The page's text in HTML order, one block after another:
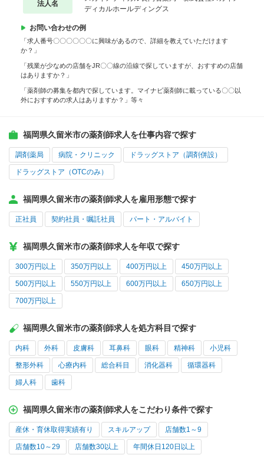
法人名
ディカルホールディングス
お問い合わせの例
「求人番号〇〇〇〇〇〇に興味があるので、詳細を教えていただけます
か？」
「残業が少なめの店舗をJR〇〇線の沿線で探していますが、おすすめの店舗
はありますか？」
「薬剤師の募集を都内で探しています。マイナビ薬剤師に載っている〇〇以
外におすすめの求人はありますか？」等々
福岡県久留米市の薬剤師求人を仕事内容で探す
調剤薬局 病院・クリニック ドラッグストア（調剤併設）
ドラッグストア（OTCのみ）
福岡県久留米市の薬剤師求人を雇用形態で探す
正社員 契約社員・嘱託社員 パート・アルバイト
福岡県久留米市の薬剤師求人を年収で探す
300万円以上 350万円以上 400万円以上 450万円以上
500万円以上 550万円以上 600万円以上 650万円以上
700万円以上
福岡県久留米市の薬剤師求人を処方科目で探す
内科 外科 皮膚科 耳鼻科 眼科 精神科 小児科
整形外科 心療内科 総合科目 消化器科 循環器科
婦人科 歯科
福岡県久留米市の薬剤師求人をこだわり条件で探す
産休・育休取得実績有り スキルアップ 店舗数1～9
店舗数10～29 店舗数30以上 年間休日120日以上